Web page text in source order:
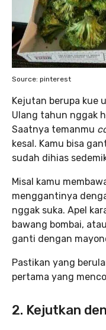
Source: pinterest
Kejutan berupa kue
Ulang tahun nggak
Saatnya temanmu
kesal. Kamu bisa
sudah dihias
Misal kamu
menggantinya
nggak suka. Apel
bawang bombai,
ganti dengan
Pastikan yang
pertama yang
2. Kejutkan